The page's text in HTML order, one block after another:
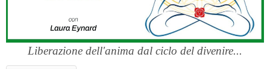
Liberazione dell'anima dal ciclo del divenire...